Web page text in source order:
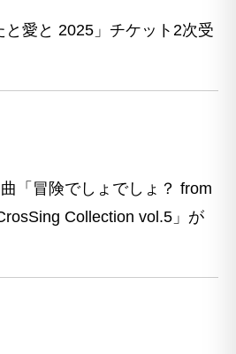
愛と 2025」チケット2次受
「冒険でしょでしょ？ from
Collection vol.5」が